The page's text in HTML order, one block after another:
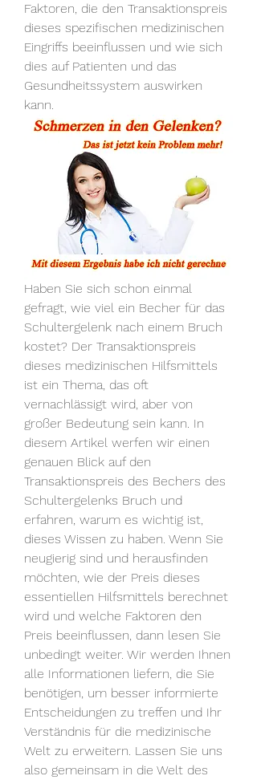
Faktoren, die den Transaktionspreis
dieses spezifischen medizinischen
Eingriffs beeinflussen und wie sich
dies auf Patienten und das
Gesundheitssystem auswirken
kann.
Haben Sie sich schon einmal
gefragt, wie viel ein Becher für das
Schultergelenk nach einem Bruch
kostet? Der Transaktionspreis
dieses medizinischen Hilfsmittels
ist ein Thema, das oft
vernachlässigt wird, aber von
großer Bedeutung sein kann. In
diesem Artikel werfen wir einen
genauen Blick auf den
Transaktionspreis des Bechers des
Schultergelenks Bruch und
erfahren, warum es wichtig ist,
dieses Wissen zu haben. Wenn Sie
neugierig sind und herausfinden
möchten, wie der Preis dieses
essentiellen Hilfsmittels berechnet
wird und welche Faktoren den
Preis beeinflussen, dann lesen Sie
unbedingt weiter. Wir werden Ihnen
alle Informationen liefern, die Sie
benötigen, um besser informierte
Entscheidungen zu treffen und Ihr
Verständnis für die medizinische
Welt zu erweitern. Lassen Sie uns
also gemeinsam in die Welt des